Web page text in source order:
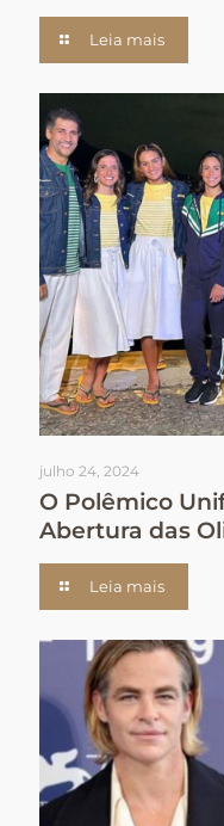
Leia mais
julho 24, 2024
O Polêmico
Abertura das
Leia mais